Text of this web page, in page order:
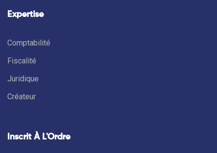
Expertise
Comptabilité
Fiscalité
Juridique
Créateur
Inscrit À L'Ordre